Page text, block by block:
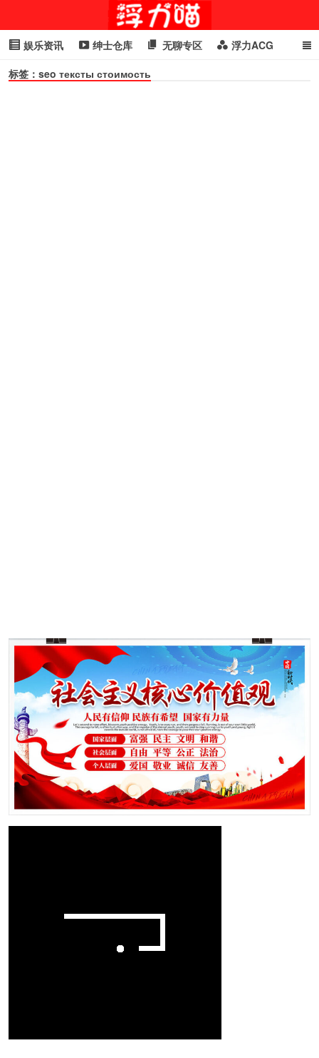
娱乐资讯 绅士仓库 无聊专区 浮力ACG
浮力GIF 明星头条 浮力资讯
标签：seo тексты стоимость